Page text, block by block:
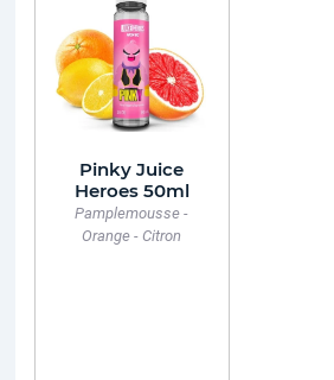
Pinky Juice
Heroes 50ml
Pamplemousse -
Orange - Citron